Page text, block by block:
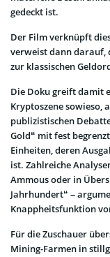
gedeckt ist.
Der Film verknüpft
verweist dann darauf,
zur klassischen
Die Doku greift damit
Kryptoszene sowieso,
publizistischen
Gold“ mit fest
Einheiten, deren
ist. Zahlreiche
Ammous oder in
Jahrhundert“ –
Knappheitsfunktion
Für die Zuschauer
Mining-Farmen in